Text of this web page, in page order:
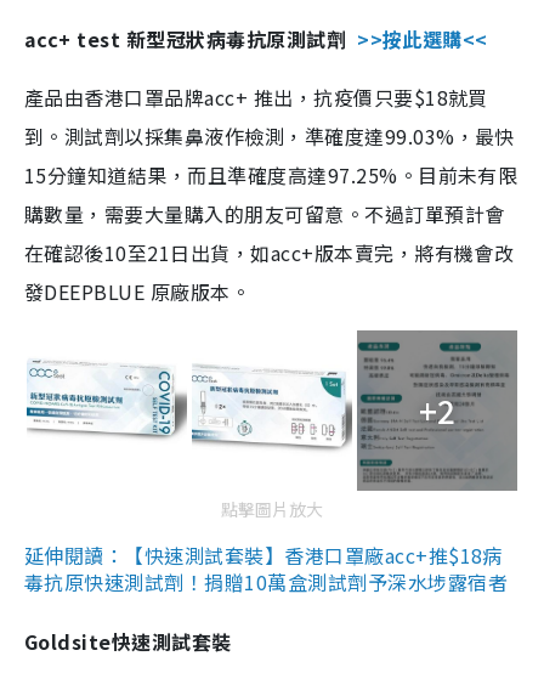
acc+ test 新型冠狀病毒抗原測試劑 >>按此選購<<
產品由香港口罩品牌acc+ 推出，抗疫價只要$18就買
到。測試劑以採集鼻液作檢測，準確度達99.03%，最快
15分鐘知道結果，而且準確度高達97.25%。目前未有限
購數量，需要大量購入的朋友可留意。不過訂單預計會
在確認後10至21日出貨，如acc+版本賣完，將有機會改
發DEEPBLUE 原廠版本。
+2
點擊圖片放大
延伸閱讀：【快速測試套裝】香港口罩廠acc+推$18病
毒抗原快速測試劑！捐贈10萬盒測試劑予深水埗露宿者
Goldsite快速測試套裝